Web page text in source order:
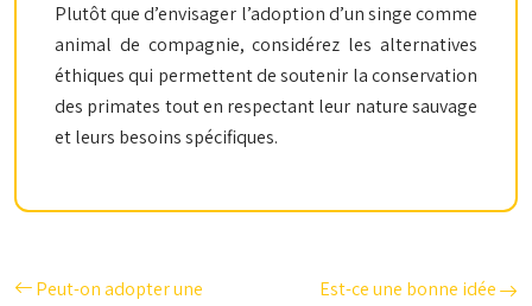
Plutôt que d’envisager l’adoption d’un singe comme
animal de compagnie, considérez les alternatives
éthiques qui permettent de soutenir la conservation
des primates tout en respectant leur nature sauvage
et leurs besoins spécifiques.
Peut-on adopter une
Est-ce une bonne idée